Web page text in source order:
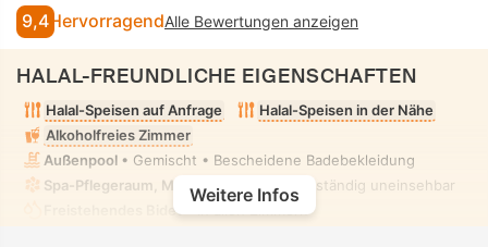
9,4 HervorragendAlle Bewertungen anzeigen
HALAL-FREUNDLICHE EIGENSCHAFTEN
Halal-Speisen auf Anfrage
Halal-Speisen in der Nähe
Alkoholfreies Zimmer
Außenpool • Gemischt • Bescheidene Badebekleidung
Spa-Pflegeraum, Massage
• Privat • Vollständig uneinsehbar
Freistehendes Bidet
Weitere Infos